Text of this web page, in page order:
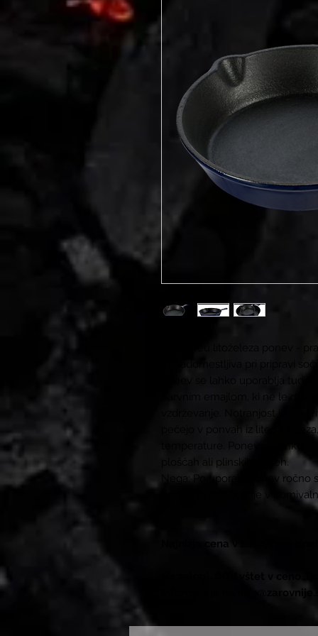
Grand feu litoželeza ponev -
nenadomestljiva pri pripravi
Ponev se lahko uporablja tudi
barvnim emajlom, ki ne le da
vzdrževanje. Notranjost je
pečejo v ponvah iz litega
temperature. Ponev se lahko
ploščah ali plinskih pečeh.
Nega: Po uporabi ponev
primerno za čiščenje v
Najnižja cena v zadnjih 30 dneh.
informacije na